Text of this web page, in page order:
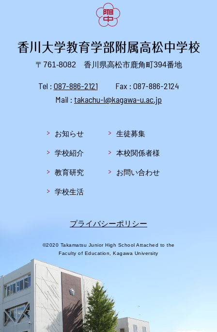
〒761-8082 香川県高松市鹿角町394番地
Tel : 087-886-2121
Fax : 087-886-2124
Mail : takachu-l@kagawa-u.ac.jp
お知らせ
学校紹介
教育研究
学校生活
生徒募集
本校関係者様
お問い合わせ
プライバシーポリシー
©2020 Takamatsu Junior High School Attached to the
Faculty of Education, Kagawa University